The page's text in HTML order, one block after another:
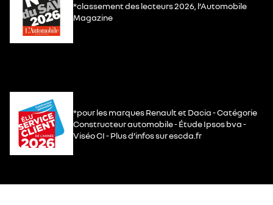
*classement des lecteurs 2026, l’Automobile
Magazine
*pour les marques Renault et Dacia - Catégorie
Constructeur automobile - Étude Ipsos bva -
Viséo CI - Plus d’infos sur escda.fr